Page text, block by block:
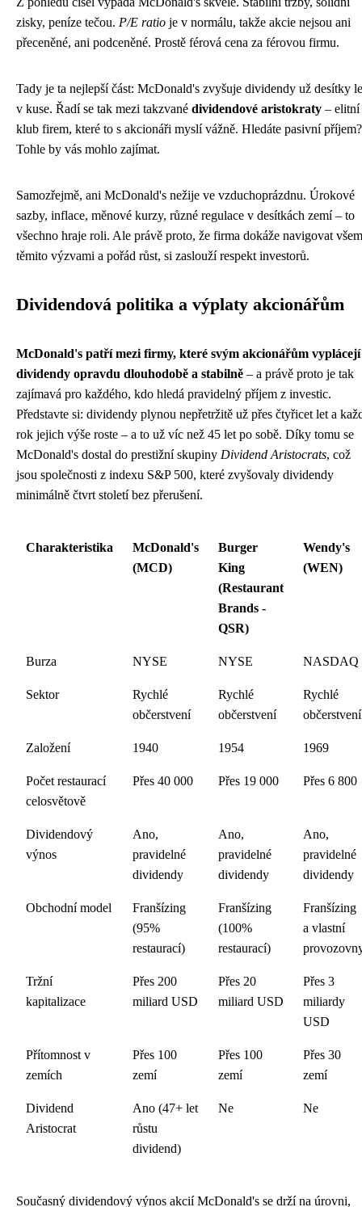
zisky, peníze tečou. P/E ratio je v normálu, takže akcie nejsou ani
přeceněné, ani podceněné. Prostě férová cena za férovou firmu.
Tady je ta nejlepší část: McDonald's zvyšuje dividendy už desítky
v kuse. Řadí se tak mezi takzvané dividendové aristokraty – elitní
klub firem, které to s akcionáři myslí vážně. Hledáte pasivní příjem?
Tohle by vás mohlo zajímat.
Samozřejmě, ani McDonald's nežije ve vzduchoprázdnu. Úrokové
sazby, inflace, měnové kurzy, různé regulace v desítkách zemí – to
všechno hraje roli. Ale právě proto, že firma dokáže navigovat
těmito výzvami a pořád růst, si zaslouží respekt investorů.
Dividendová politika a výplaty akcionářům
McDonald's patří mezi firmy, které svým akcionářům vyplácejí
dividendy opravdu dlouhodobě a stabilně – a právě proto je tak
zajímavá pro každého, kdo hledá pravidelný příjem z investic.
Představte si: dividendy plynou nepřetržitě už přes čtyřicet let a
rok jejich výše roste – a to už víc než 45 let po sobě. Díky tomu se
McDonald's dostal do prestižní skupiny Dividend Aristocrats, což
jsou společnosti z indexu S&P 500, které zvyšovaly dividendy
minimálně čtvrt století bez přerušení.
Charakteristika
McDonald's
(MCD)
Burger
King
(Restaurant
Brands -
QSR)
Wendy's
(WEN)
Burza NYSE NYSE NASDAQ
Sektor
Rychlé
občerstvení
Rychlé
občerstvení
Rychlé
občerstvení
Založení 1940 1954 1969
Počet restaurací
celosvětově
Přes 40 000 Přes 19 000 Přes 6 800
Dividendový
výnos
Ano,
pravidelné
dividendy
Ano,
pravidelné
dividendy
Ano,
pravidelné
dividendy
Obchodní model
Franšízing
(95%
restaurací)
Franšízing
(100%
restaurací)
Franšízing
a vlastní
Tržní
kapitalizace
Přes 200
miliard USD
Přes 20
miliard USD
Přes 3
miliardy
USD
Přítomnost v
zemích
Přes 100
zemí
Přes 100
zemí
Přes 30
zemí
Dividend
Aristocrat
Ano (47+ let
růstu
dividend)
Ne Ne
Současný dividendový výnos akcií McDonald's se drží na úrovni,